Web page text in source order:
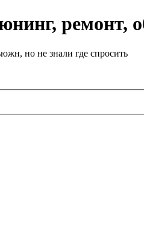
ремонт,
но не знали где спросить